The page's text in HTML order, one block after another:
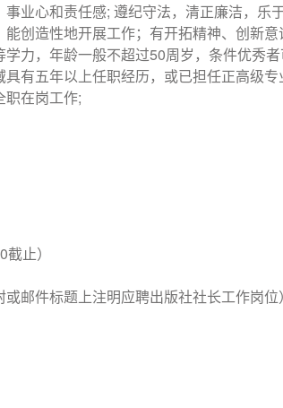
事业心和责任感; 遵纪守法，清正廉洁，乐
创造性地开展工作；有开拓精神、创新
力，年龄一般不超过50周岁，条件优秀者
具有五年以上任职经历，或已担任正高级
职在岗工作;
止）
邮件标题上注明应聘出版社社长工作岗位